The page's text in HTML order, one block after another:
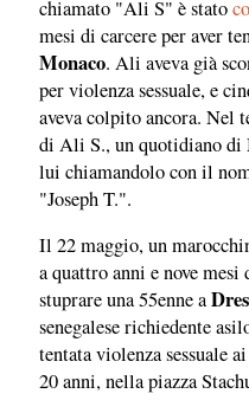
chiamato "Ali S" è stato
mesi di carcere per aver
Monaco. Ali aveva già
per violenza sessuale, e
aveva colpito ancora. Nel
di Ali S., un quotidiano di
lui chiamandolo con il
"Joseph T.".
Il 22 maggio, un
a quattro anni e nove
stuprare una 55enne a
senegalese richiedente
tentata violenza sessuale
20 anni, nella piazza